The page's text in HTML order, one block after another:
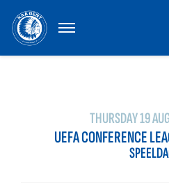
MENU
THURSDAY 19
UEFA CONFERENCE